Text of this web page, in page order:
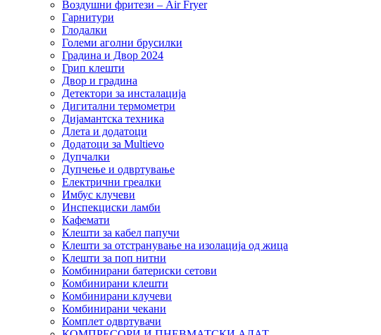
Воздушни фритези – Air Fryer
Гарнитури
Глодалки
Големи аголни брусилки
Градина и Двор 2024
Грип клешти
Двор и градина
Детектори за инсталација
Дигитални термометри
Дијамантска техника
Длета и додатоци
Додатоци за Multievo
Дупчалки
Дупчење и одвртување
Електрични греалки
Имбус клучеви
Инспекциски ламби
Кафемати
Клешти за кабел папучи
Клешти за отстранување на изолација од жица
Клешти за поп нитни
Комбинирани батериски сетови
Комбинирани клешти
Комбинирани клучеви
Комбинирани чекани
Комплет одвртувачи